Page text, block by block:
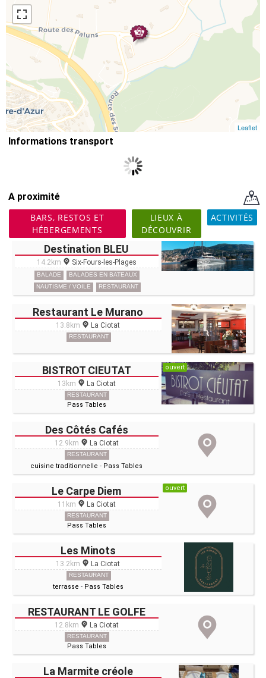
Leaflet
Informations transport
A proximité
BARS, RESTOS ET
HÉBERGEMENTS
LIEUX À
DÉCOUVRIR
ACTIVITÉS
Destination BLEU
14.2km Six-Fours-les-Plages
BALADE
BALADES EN BATEAUX
NAUTISME / VOILE
RESTAURANT
Restaurant Le Murano
13.8km La Ciotat
RESTAURANT
BISTROT CIEUTAT
13km La Ciotat
RESTAURANT
Pass Tables
ouvert
Des Côtés Cafés
12.9km La Ciotat
RESTAURANT
cuisine traditionnelle - Pass Tables
Le Carpe Diem
11km La Ciotat
RESTAURANT
Pass Tables
ouvert
Les Minots
13.2km La Ciotat
RESTAURANT
terrasse - Pass Tables
RESTAURANT LE GOLFE
12.8km La Ciotat
RESTAURANT
Pass Tables
La Marmite créole